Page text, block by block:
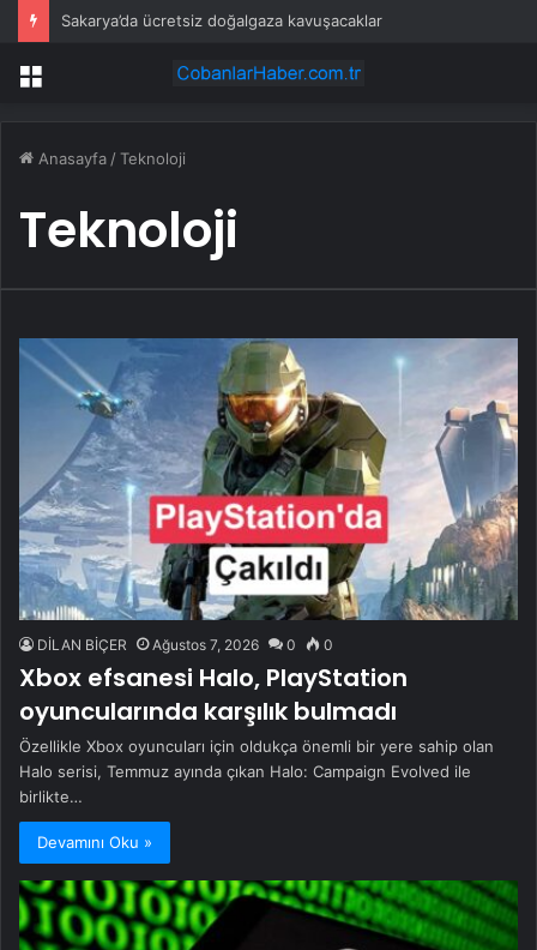
Sakarya’da ücretsiz doğalgaza kavuşacaklar
Menü
Anasayfa /Teknoloji
Teknoloji
DİLAN BİÇER Ağustos 7, 2026 0 0
Xbox efsanesi Halo, PlayStation
oyuncularında karşılık bulmadı
Özellikle Xbox oyuncuları için oldukça önemli bir yere sahip olan
Halo serisi, Temmuz ayında çıkan Halo: Campaign Evolved ile
birlikte…
Devamını Oku »